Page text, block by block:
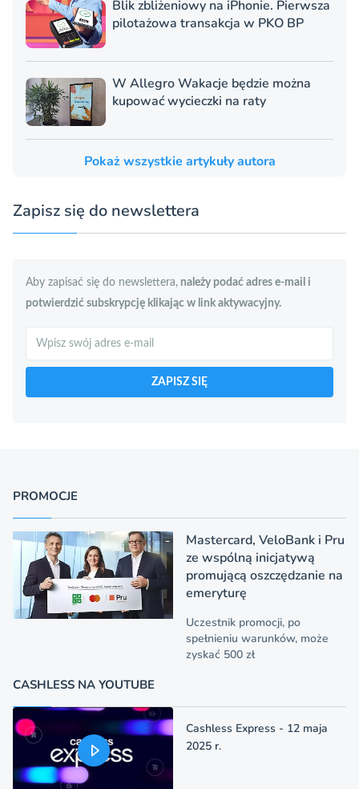
Blik zbliżeniowy na iPhonie. Pierwsza
pilotażowa transakcja w PKO BP
W Allegro Wakacje będzie można
kupować wycieczki na raty
Pokaż wszystkie artykuły autora
Zapisz się do newslettera
Aby zapisać się do newslettera, należy podać adres e-mail i
potwierdzić subskrypcję klikając w link aktywacyjny.
Szukaj
ZAPISZ SIĘ
PROMOCJE
Mastercard, VeloBank i Pru
ze wspólną inicjatywą
promującą oszczędzanie na
emeryturę
Uczestnik promocji, po
spełnieniu warunków, może
zyskać 500 zł
CASHLESS NA YOUTUBE
Cashless Express - 12 maja
2025 r.